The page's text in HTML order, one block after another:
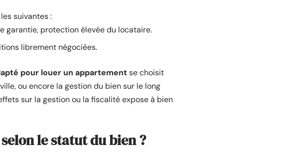
suivantes :
garantie, protection élevée du locataire.
librement négociées.
pour louer un appartementse choisit
ou encore la gestion du bien sur le long
sur la gestion ou la fiscalité expose à bien
le statut du bien ?